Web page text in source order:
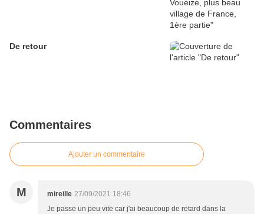
De retour
Commentaires
Ajouter un commentaire
M mireille 27/09/2021 18:46
Je passe un peu vite car j'ai beaucoup de retard dans la